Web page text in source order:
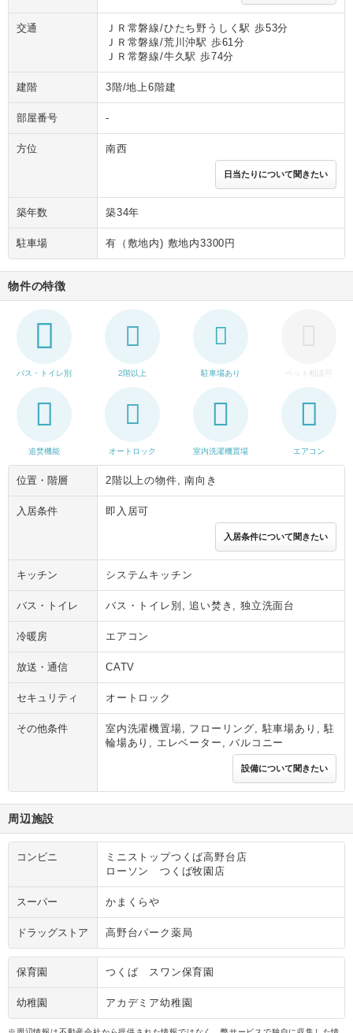
交通
ＪＲ常磐線/ひたち野うしく駅 歩53分
ＪＲ常磐線/荒川沖駅 歩61分
ＪＲ常磐線/牛久駅 歩74分
建階 3階/地上6階建
部屋番号 -
方位 南西
日当たりについて聞きたい
築年数 築34年
駐車場 有（敷地内) 敷地内3300円
物件の特徴
バス・トイレ別 2階以上 駐車場あり ペット相談可
追焚機能 オートロック 室内洗濯機置場 エアコン
位置・階層 2階以上の物件, 南向き
入居条件 即入居可
入居条件について聞きたい
キッチン システムキッチン
バス・トイレ バス・トイレ別, 追い焚き, 独立洗面台
冷暖房 エアコン
放送・通信 CATV
セキュリティ オートロック
その他条件
室内洗濯機置場, フローリング, 駐車場あり, 駐
輪場あり, エレベーター, バルコニー
設備について聞きたい
周辺施設
コンビニ
ミニストップつくば高野台店
ローソン つくば牧園店
スーパー かまくらや
ドラッグストア 高野台パーク薬局
保育園 つくば スワン保育園
幼稚園 アカデミア幼稚園